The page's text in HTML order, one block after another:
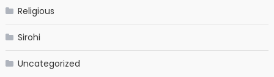
Religious
Sirohi
Uncategorized